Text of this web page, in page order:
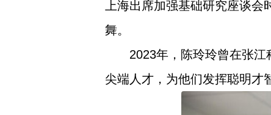
上海出席加强基础研究座谈
舞。
2023年，陈玲玲曾在张
尖端人才，为他们发挥聪明才